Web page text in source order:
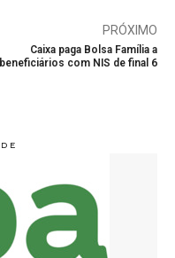
PRÓXIMO
Caixa paga Bolsa Família a
beneficiários com NIS de final 6